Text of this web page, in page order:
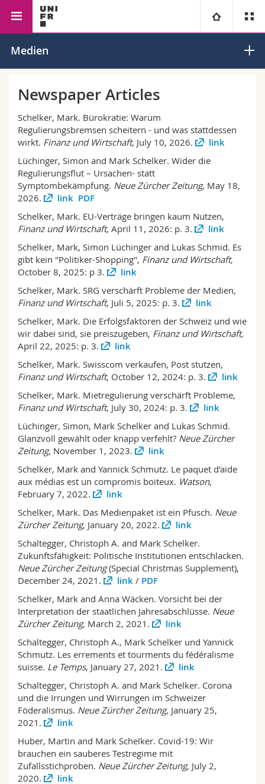
Universität
Campus
Forschung
Universität
Theologische Fak.
Rechtswissenschaftliche Fak.
Wirtschafts- und Sozialwissenschaftliche Fak.
Fak. für Erziehungs- und Bildungswissenschaften
Math.-Nat. und Med. Fak.
Interfakultär
Informationen für
Studieninteressierte
Studierende
Forschende
Mitarbeitende
Doktorierende
Ressourcen
Personenverzeichnis
Ortsplan
Bibliotheken
Webmail
Vorlesungsverzeichnis
MyUnifr
Wirtschafts- und
Fakultät
Medien
Newspaper Articles
Schelker, Mark. Bürokratie: Warum
Regulierungsbremsen scheitern - und was stattdessen
wirkt. Finanz und Wirtschaft, July 10, 2026. link
Lüchinger, Simon and Mark Schelker. Wider die
Regulierungsflut – Ursachen- statt
Symptombekämpfung. Neue Zürcher Zeitung, May 18,
2026.
link PDF
Schelker, Mark. EU-Verträge bringen kaum Nutzen,
Finanz und Wirtschaft, April 11, 2026: p. 3. link
Schelker, Mark, Simon Lüchinger and Lukas Schmid. Es
gibt kein "Politiker-Shopping", Finanz und Wirtschaft,
October 8, 2025: p 3.
link
Schelker, Mark. SRG verschärft Probleme der Medien,
Finanz und Wirtschaft, Juli 5, 2025: p. 3. link
Schelker, Mark. Die Erfolgsfaktoren der Schweiz und wie
wir dabei sind, sie preiszugeben, Finanz und Wirtschaft,
April 22, 2025: p. 3.
link
Schelker, Mark. Swisscom verkaufen, Post stutzen,
Finanz und Wirtschaft, October 12, 2024: p. 3. link
Schelker, Mark. Mietregulierung verschärft Probleme,
Finanz und Wirtschaft, July 30, 2024: p. 3. link
Lüchinger, Simon, Mark Schelker and Lukas Schmid.
Glanzvoll gewählt oder knapp verfehlt? Neue Zürcher
Zeitung, November 1, 2023. link
Schelker, Mark and Yannick Schmutz. Le paquet d'aide
aux médias est un compromis boiteux. Watson,
February 7, 2022.
link
Schelker, Mark. Das Medienpaket ist ein Pfusch. Neue
Zürcher Zeitung, January 20, 2022. link
Schaltegger, Christoph A. and Mark Schelker.
Zukunftsfähigkeit: Politische Institutionen entschlacken.
Neue Zürcher Zeitung(Special Christmas Supplement),
December 24, 2021.
link/ PDF
Schelker, Mark and Anna Wäcken. Vorsicht bei der
Interpretation der staatlichen Jahresabschlüsse. Neue
Zürcher Zeitung, March 2, 2021. link
Schaltegger, Christoph A., Mark Schelker und Yannick
Schmutz. Les errements et tourments du fédéralisme
suisse. Le Temps, January 27, 2021. link
Schaltegger, Christoph A. and Mark Schelker. Corona
und die Irrungen und Wirrungen im Schweizer
Föderalismus. Neue Zürcher Zeitung, January 25,
2021.
link
Huber, Martin and Mark Schelker. Covid-19: Wir
brauchen ein sauberes Testregime mit
Zufallsstichproben. Neue Zürcher Zeitung, July 2,
2020.
link